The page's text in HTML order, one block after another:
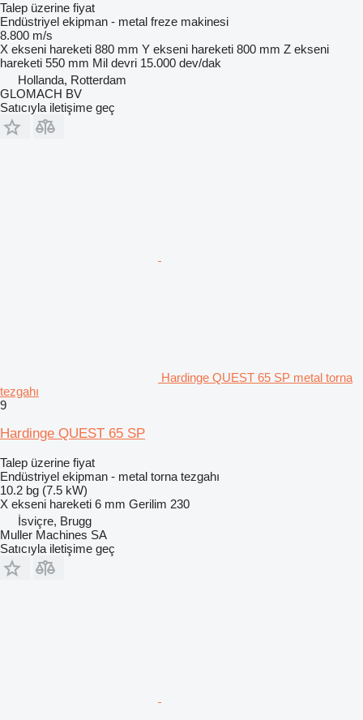
Talep üzerine fiyat
Endüstriyel ekipman - metal freze makinesi
8.800 m/s
X ekseni hareketi 880 mm Y ekseni hareketi 800 mm Z ekseni
hareketi 550 mm Mil devri 15.000 dev/dak
Hollanda, Rotterdam
GLOMACH BV
Satıcıyla iletişime geç
Hardinge QUEST 65 SP metal torna
tezgahı
9
Hardinge QUEST 65 SP
Talep üzerine fiyat
Endüstriyel ekipman - metal torna tezgahı
10.2 bg (7.5 kW)
X ekseni hareketi 6 mm Gerilim 230
İsviçre, Brugg
Muller Machines SA
Satıcıyla iletişime geç